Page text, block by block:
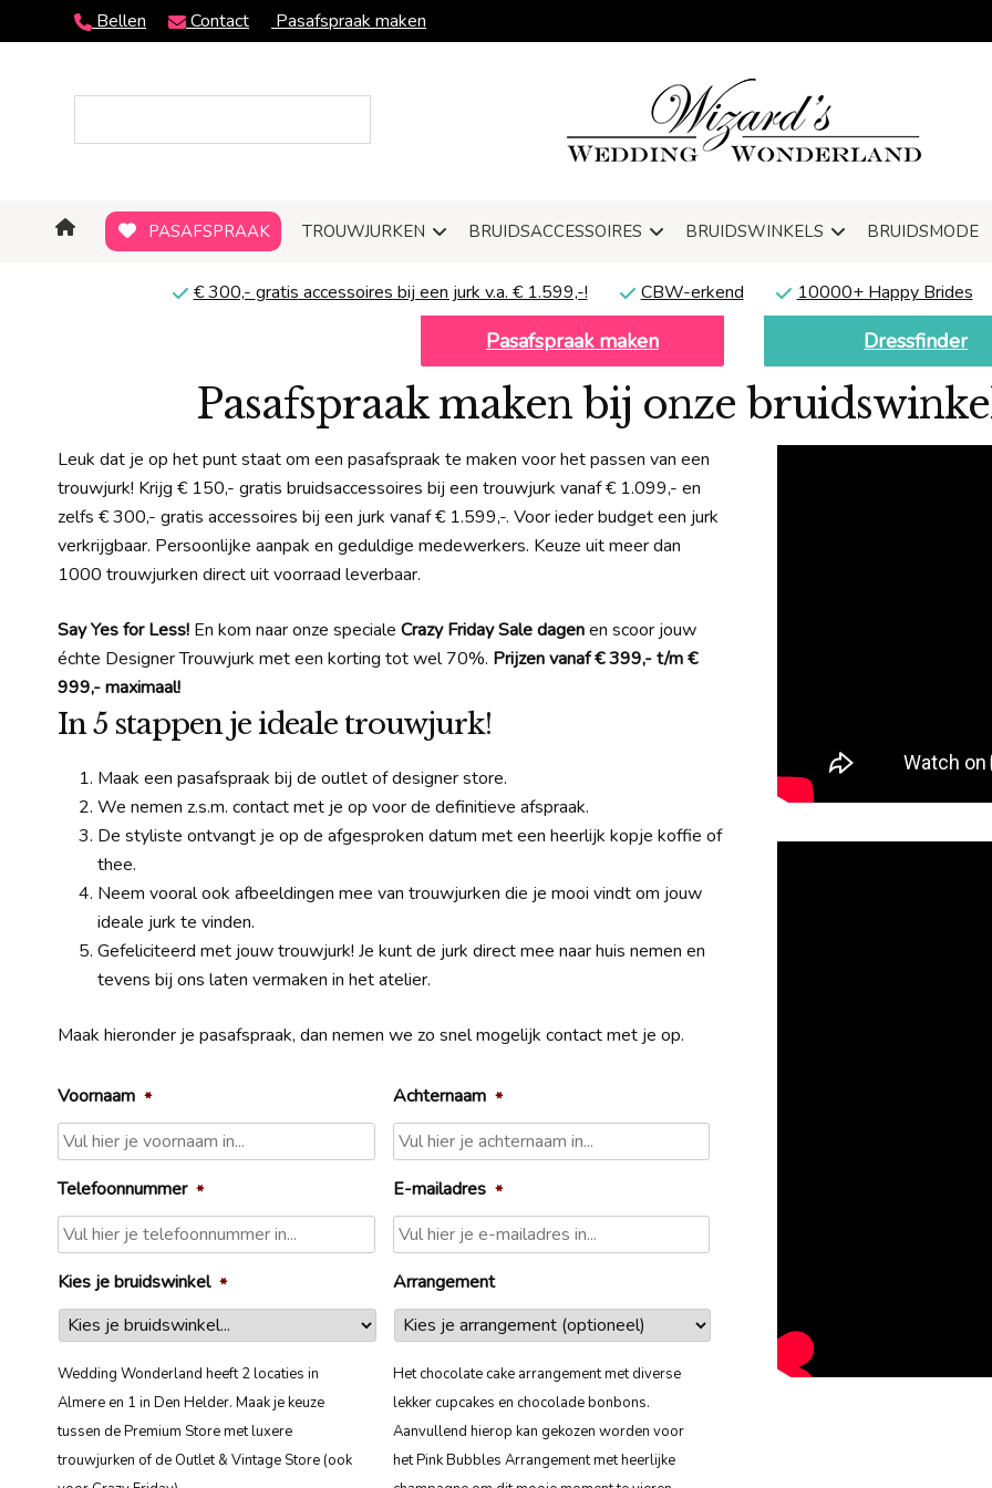
Bellen Contact Pasafspraak maken
PASAFSPRAAK TROUWJURKEN BRUIDSACCESSOIRES BRUIDSWINKELS BRUIDSMODE
€ 300,- gratis accessoires bij een jurk v.a. € 1.599,-! CBW-erkend 10000+ Happy Brides
Pasafspraak maken Dressfinder
Pasafspraak maken bij onze
Leuk dat je op het punt staat om een pasafspraak te maken voor het passen van een
trouwjurk! Krijg € 150,- gratis bruidsaccessoires bij een trouwjurk vanaf € 1.099,- en
zelfs € 300,- gratis accessoires bij een jurk vanaf € 1.599,-. Voor ieder budget een jurk
verkrijgbaar. Persoonlijke aanpak en geduldige medewerkers. Keuze uit meer dan
1000 trouwjurken direct uit voorraad leverbaar.
Say Yes for Less! En kom naar onze speciale Crazy Friday Sale dagenen scoor jouw
échte Designer Trouwjurk met een korting tot wel 70%. Prijzen vanaf € 399,- t/m €
999,- maximaal!
In 5 stappen je ideale trouwjurk!
Maak een pasafspraak bij de outlet of designer store.
We nemen z.s.m. contact met je op voor de definitieve afspraak.
De styliste ontvangt je op de afgesproken datum met een heerlijk kopje koffie of
thee.
Neem vooral ook afbeeldingen mee van trouwjurken die je mooi vindt om jouw
ideale jurk te vinden.
Gefeliciteerd met jouw trouwjurk! Je kunt de jurk direct mee naar huis nemen en
tevens bij ons laten vermaken in het atelier.
Maak hieronder je pasafspraak, dan nemen we zo snel mogelijk contact met je op.
Voornaam * Achternaam *
Telefoonnummer * E-mailadres *
Kies je bruidswinkel *
Wedding Wonderland heeft 2 locaties in
Almere en 1 in Den Helder. Maak je keuze
tussen de Premium Store met luxere
trouwjurken of de Outlet & Vintage Store (ook
Arrangement
Het chocolate cake arrangement met diverse
lekker cupcakes en chocolade bonbons.
Aanvullend hierop kan gekozen worden voor
het Pink Bubbles Arrangement met heerlijke